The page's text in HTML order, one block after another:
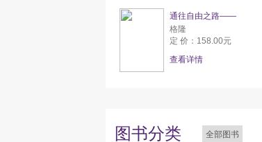
通往自由之路——
格隆
定 价：158.00元
查看详情
图书分类 全部图书